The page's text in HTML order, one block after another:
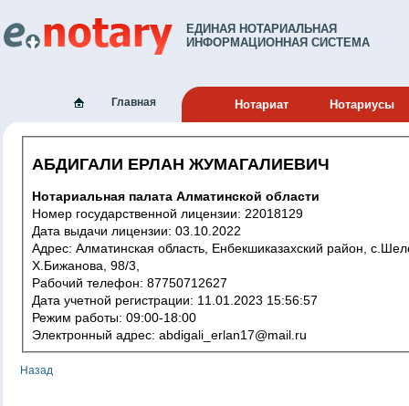
ЕДИНАЯ НОТАРИАЛЬНАЯ
ИНФОРМАЦИОННАЯ СИСТЕМА
Главная Нотариат Нотариусы
АБДИГАЛИ ЕРЛАН ЖУМАГАЛИЕВИЧ
Нотариальная палата Алматинской области
Номер государственной лицензии: 22018129
Дата выдачи лицензии: 03.10.2022
Адрес: Алматинская область, Енбекшиказахский район, с.Шелек,
Х.Бижанова, 98/3,
Рабочий телефон: 87750712627
Дата учетной регистрации: 11.01.2023 15:56:57
Режим работы: 09:00-18:00
Электронный адрес: abdigali_erlan17@mail.ru
Назад